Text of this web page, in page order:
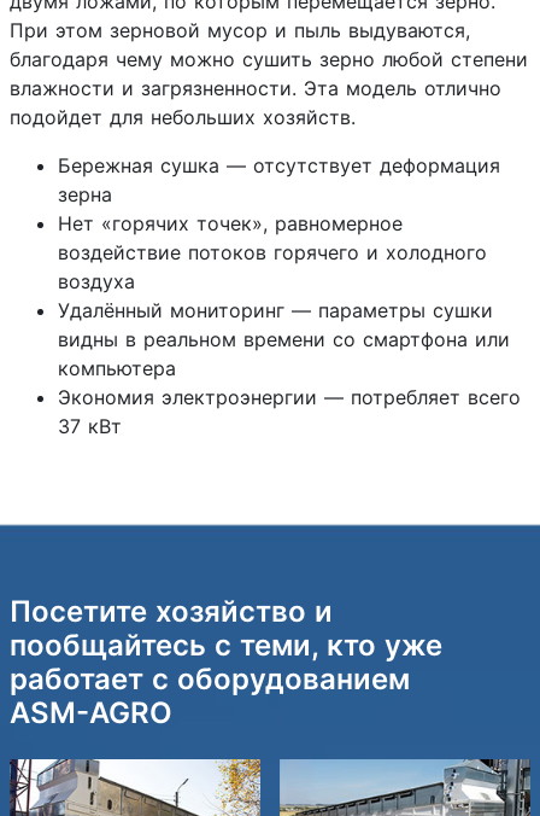
При этом зерновой мусор и пыль выдуваются,
благодаря чему можно сушить зерно любой степени
влажности и загрязненности. Эта модель отлично
подойдет для небольших хозяйств.
Бережная сушка — отсутствует деформация
зерна
Нет «горячих точек», равномерное
воздействие потоков горячего и холодного
воздуха
Удалённый мониторинг — параметры сушки
видны в реальном времени со смартфона или
компьютера
Экономия электроэнергии — потребляет всего
37 кВт
Посетите хозяйство и
пообщайтесь с теми, кто уже
работает с оборудованием
ASM-AGRO